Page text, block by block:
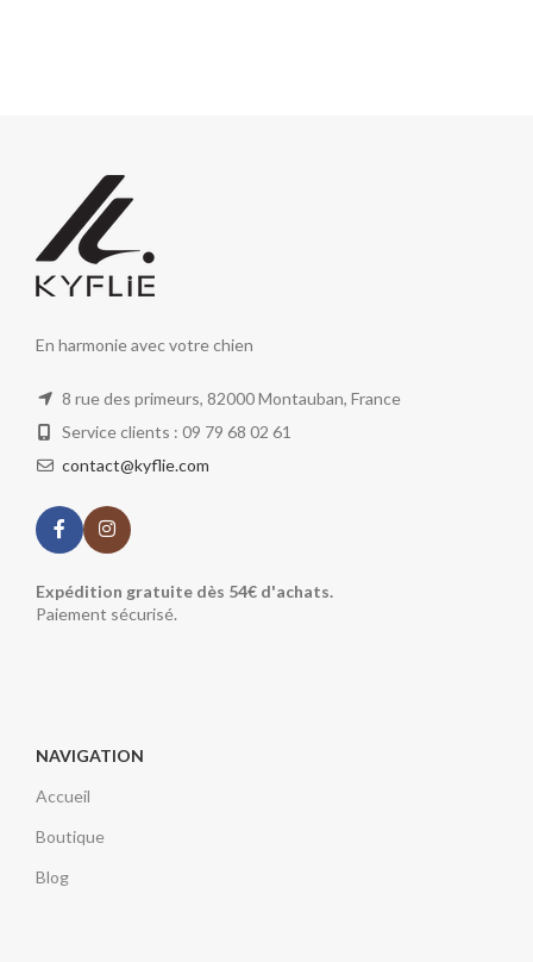
En harmonie avec votre chien
8 rue des primeurs, 82000 Montauban, France
Service clients : 09 79 68 02 61
contact@kyflie.com
Expédition gratuite dès 54€ d'achats.
Paiement sécurisé.
NAVIGATION
Accueil
Boutique
Blog